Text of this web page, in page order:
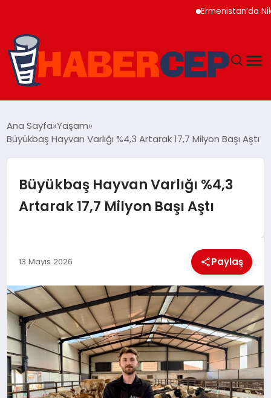
Ermenistan’da Nikol
GÜNDEM
TEKNOLOJI
EĞITIM
Ana Sayfa Yaşam
Büyükbaş Hayvan Varlığı %4,3 Artarak 17,7 Milyon Başı Aştı
Büyükbaş Hayvan Varlığı %4,3
Artarak 17,7 Milyon Başı Aştı
13 Mayıs 2026 Paylaş